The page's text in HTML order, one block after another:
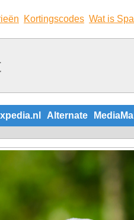
Kortingscodes Wat is
Alternate